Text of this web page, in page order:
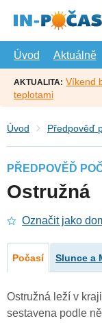
hlavní
Úvod
Aktuálně
AKTUALITA: Víkend
teplotami
Úvod Předpověď
PŘEDPOVĚĎ
Ostružná
Označit jako
Počasí Slunce a
Ostružná leží v
sestavena podle